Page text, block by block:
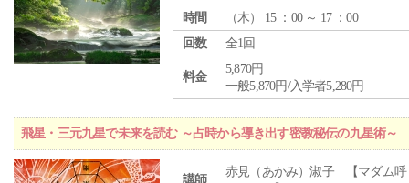
時間
（木） 15 ：00 ～ 17 ：00
回数
全1回
料金
5,870円
一般5,870円/入学者5,280円
飛星・三元九星で未来を読む ～占時から導き出す密教秘伝の九星術～
講師
赤見（あかみ）淑子 【マダム呼